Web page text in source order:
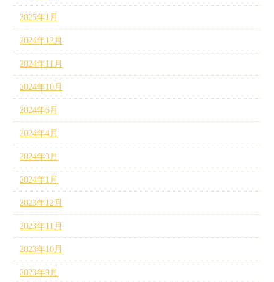
2025年1月
2024年12月
2024年11月
2024年10月
2024年6月
2024年4月
2024年3月
2024年1月
2023年12月
2023年11月
2023年10月
2023年9月